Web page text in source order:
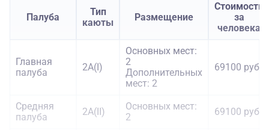
Палуба
Тип
каюты
Размещение
Стоимость
за
человека
Главная
палуба
2А(I)
Основных мест:
2
Дополнительных
мест: 2
69100 руб.
Средняя
палуба
2А(II)
Основных мест:
2
69100 руб.